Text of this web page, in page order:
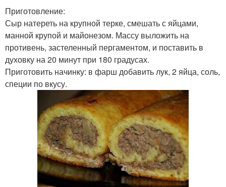
Приготовление:
Сыр натереть на крупной терке, смешать с яйцами,
манной крупой и майонезом. Массу выложить на
противень, застеленный пергаментом, и поставить в
духовку на 20 минут при 180 градусах.
Приготовить начинку: в фарш добавить лук, 2 яйца, соль,
специи по вкусу.